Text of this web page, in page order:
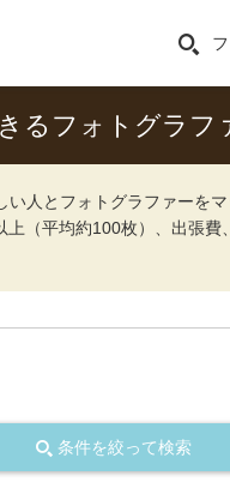
るフォトグラフ
人とフォトグラファーをマ
（平均約100枚）、出張費
条件を絞って検索